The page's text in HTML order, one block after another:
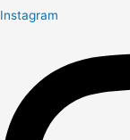
Instagram